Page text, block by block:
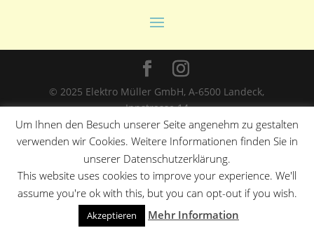
© 2025 Elektro Müller GmbH, A-6500 Landeck,
Innstrasse 14
Um Ihnen den Besuch unserer Seite angenehm zu gestalten
verwenden wir Cookies. Weitere Informationen finden Sie in
unserer Datenschutzerklärung.
This website uses cookies to improve your experience. We'll
assume you're ok with this, but you can opt-out if you wish.
Akzeptieren Mehr Information